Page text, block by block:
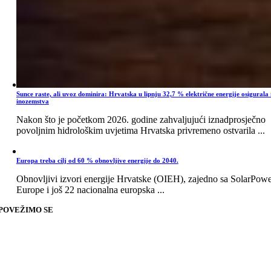
Sunce raste, ali uvoz dominira: Hrvatska u lipnju 32,7 % električne energije osigurala
inozemstva
Nakon što je početkom 2026. godine zahvaljujući iznadprosječno
povoljnim hidrološkim uvjetima Hrvatska privremeno ostvarila ...
Europa treba cilj od 60 % obnovljive energije do 2040.
Obnovljivi izvori energije Hrvatske (OIEH), zajedno sa
Europe i još 22 nacionalna europska ...
SE